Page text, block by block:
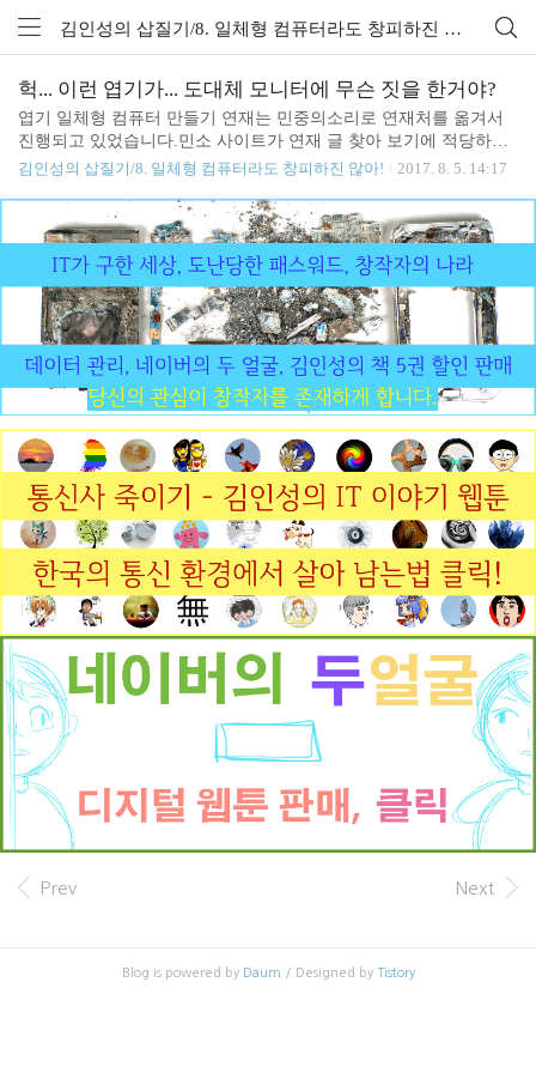
김인성의 삽질기/8. 일체형 컴퓨터라도 창피하진 않아! (1)
헉... 이런 엽기가... 도대체 모니터에 무슨 짓을 한거야?
엽기 일체형 컴퓨터 만들기 연재는 민중의소리로 연재처를 옮겨서
진행되고 있었습니다.민소 사이트가 연재 글 찾아 보기에 적당하지
않아서 직접 링크 걸어 드립니다. 엽기 일체형 컴퓨터 만들기 11화
들기 12화 링크 http://www.vop.co.kr/A00001186893.html 1~10화도 있
지만 씽크패드 컴퓨터 업글 실패기라서 씽크패드 모르는 분들께는
별로 권하지는 않습니다.재미있게 읽어 주시길김인성.
김인성의 삽질기/8. 일체형 컴퓨터라도 창피하진 않아! 2017. 8. 5. 14:17
Prev Next
Blog is powered by Daum / Designed by Tistory